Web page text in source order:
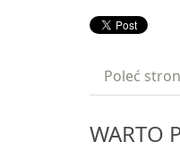
Poleć
WARTO